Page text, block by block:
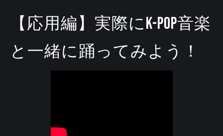
【応用編】実際にK-POP音楽
と一緒に踊ってみよう！